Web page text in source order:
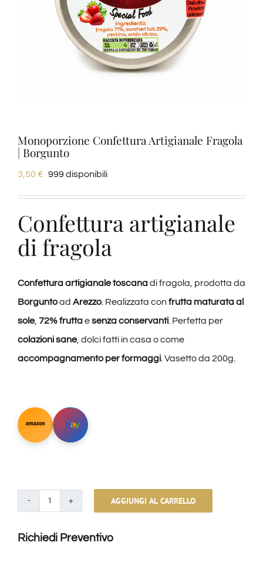
Blog
Contatti
Ebay
Monoporzione Confettura Artigianale Fragola
| Borgunto
3,50 € 999 disponibili
Confettura artigianale
di fragola
Confettura artigianale toscanadi fragola, prodotta da
Borguntoad Arezzo. Realizzata con frutta maturata al
sole, 72% fruttaesenza conservanti. Perfetta per
colazioni sane, dolci fatti in casa o come
accompagnamento per formaggi. Vasetto da 200g.
Monoporzione
AGGIUNGI AL CARRELLO
Richiedi Preventivo